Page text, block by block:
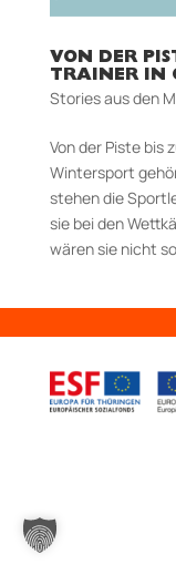
VON DER
TRAINER IN
Stories aus den
Von der Piste bis
Wintersport
stehen die
sie bei den
wären sie nicht